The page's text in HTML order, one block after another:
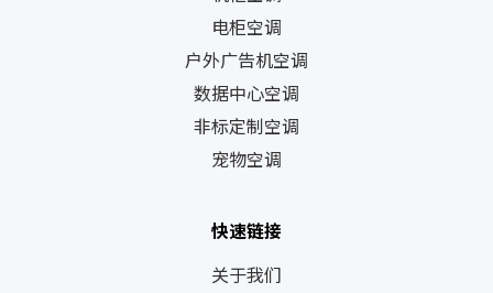
电柜空调
户外广告机空调
数据中心空调
非标定制空调
宠物空调
快速链接
关于我们